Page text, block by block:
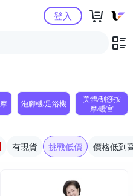
Yahoo購物中心登入
泡腳機/足浴機
美體/刮痧按
摩/暖宮
有現貨 挑戰低價 價格低到